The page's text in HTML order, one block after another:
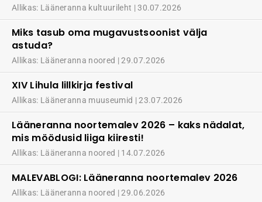
Allikas: Lääneranna kultuurileht 30.07.2026
Miks tasub oma mugavustsoonist välja
astuda?
Allikas: Lääneranna noored 29.07.2026
XIV Lihula lillkirja festival
Allikas: Lääneranna muuseumid 23.07.2026
Lääneranna noortemalev 2026 – kaks nädalat,
mis möödusid liiga kiiresti!
Allikas: Lääneranna noored 14.07.2026
MALEVABLOGI: Lääneranna noortemalev 2026
Allikas: Lääneranna noored 29.06.2026